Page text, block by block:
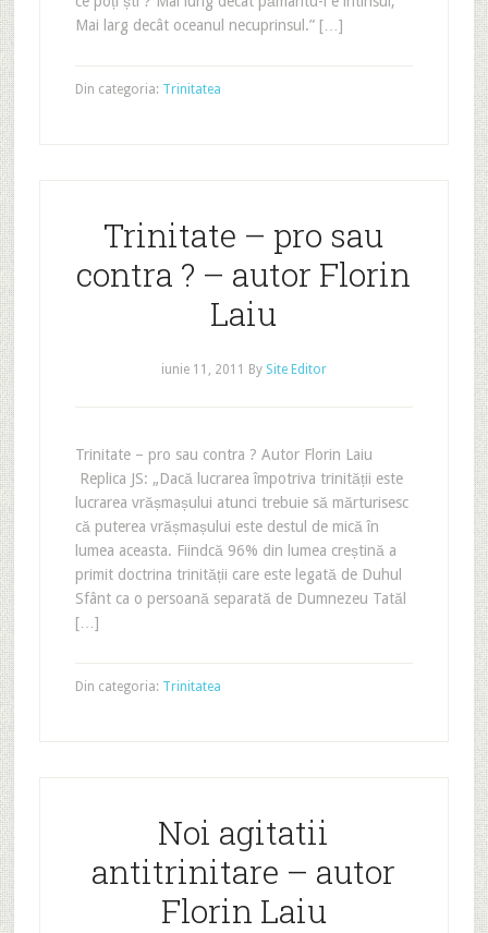
Mai larg decât oceanul necuprinsul.” […]
Din categoria: Trinitatea
Trinitate – pro sau
contra ? – autor Florin
Laiu
iunie 11, 2011 By Site Editor
Trinitate – pro sau contra ? Autor Florin Laiu
Replica JS: „Dacă lucrarea împotriva trinității este
lucrarea vrășmașului atunci trebuie să mărturisesc
că puterea vrășmașului este destul de mică în
lumea aceasta. Fiindcă 96% din lumea creștină a
primit doctrina trinității care este legată de Duhul
Sfânt ca o persoană separată de Dumnezeu Tatăl
[…]
Din categoria: Trinitatea
Noi agitatii
antitrinitare – autor
Florin Laiu